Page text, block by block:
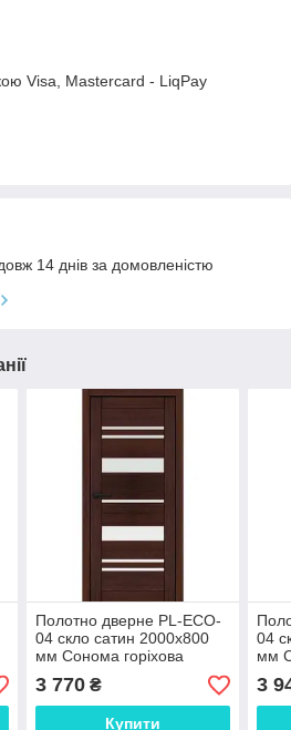
Visa, Mastercard - LiqPay
14 днів за домовленістю
Полотно дверне PL-ECO-
04 скло сатин 2000х800
мм Сонома горіхова
3 770₴
Купити
04
мм
3